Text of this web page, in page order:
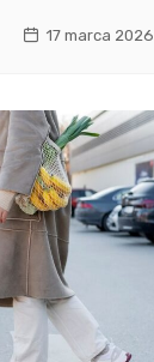
17 marca 2026